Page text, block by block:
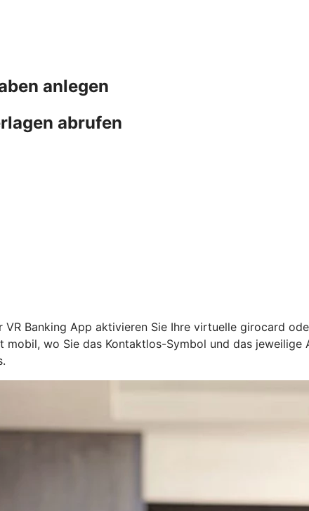
anlegen
abrufen
Banking App aktivieren Sie Ihre virtuelle girocard
wo Sie das Kontaktlos-Symbol und das jeweilige